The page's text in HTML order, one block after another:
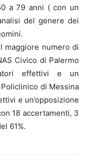
a 79 anni ( con un
del genere dei
maggiore numero di
Civico di Palermo
effettivi e un
di Messina
e un’opposizione
18 accertamenti, 3
61%.